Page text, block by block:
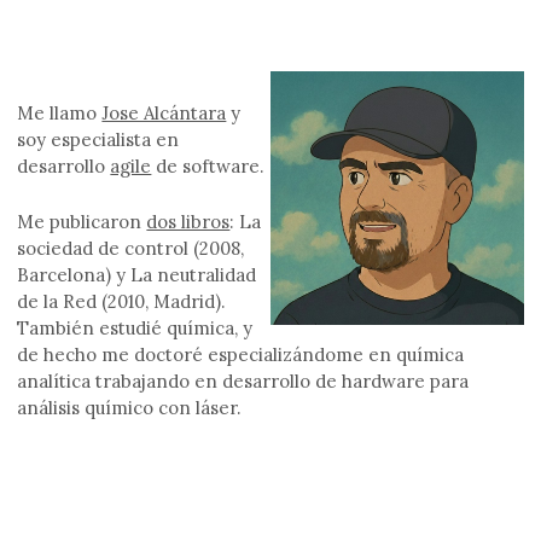
Me llamoJose Alcántara y
soy especialista en
desarrollo agile de software.
Me publicaron dos libros: La
sociedad de control (2008,
Barcelona) y La neutralidad
de la Red (2010, Madrid).
También estudié química, y
de hecho me doctoré especializándome en química
analítica trabajando en desarrollo de hardware para
análisis químico con láser.